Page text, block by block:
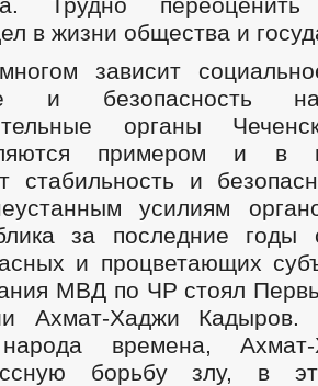
в жизни общества и
зависит
и безопасность
органы
примером и в
стабильность и
усилиям
за последние годы
и процветающих
МВД по ЧР стоял
Ахмат-Хаджи
народа времена,
борьбу злу, в